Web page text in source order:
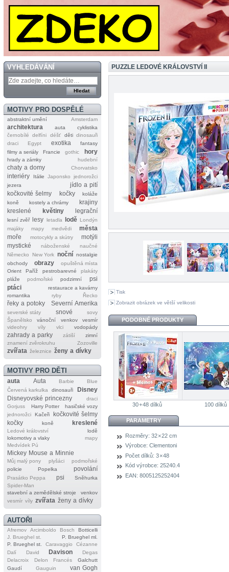
VYHLEDÁVÁNÍ
MOTIVY PRO DOSPĚLÉ
abstraktní umění Amsterdam
architektura auta
cyklistika
černobílé
delfíni déšť děti dinosauři
draci
Egypt exotika
fantasy
filmy a seriály
Francie gothic hory
hrady a zámky hudební
chaty a domy Chorvatsko
interiéry Itálie Japonsko
jednorožci
jezera
jídlo a pití
kočkovité šelmy
kočky
koláže
koně
kostely a chrámy
krajiny
kreslené
květiny legrační
lesní zvěř lesy letadla lodě Londýn
majáky
mapy medvědi
města
moře
motocykly a skútry
motýli
mystické
náboženské
naučné
Německo
New York noční nostalgie
obchody
obrazy
opuštěná místa
Orient
Paříž pestrobarevné
plakáty
pláže
podmořské podzimní
psi
ptáci
restaurace a kavárny
romantika
ryby Řecko
řeky a potoky Severní Amerika
severské státy snové
sovy
Španělsko
vánoční venkov
vesmír
videohry
víly vlci vodopády
zahrady a parky zátiší
zimní
znamení zvěrokruhu
Zozoville
zvířata železnice ženy a dívky
MOTIVY PRO DĚTI
auta Auta Barbie
Blue
Červená karkulka
dinosauři
Disney
Disneyovské princezny
draci
Gorjuss
Harry Potter
hasičské vozy
jednorožci
Kačeři
kočkovité šelmy
kočky
koně kreslené
Ledové království
lodě
lokomotivy a vlaky
mapy
Medvídek Pú
Mickey Mouse a Minnie
Můj malý pony plyšáci
podmořské
policie
Popelka povolání
Prasátko Peppa psi
Sněhurka
Spider‐Man
stavební a zemědělské stroje
venkov
vesmír víly zvířata ženy a dívky
AUTOŘI
Afremov Arcimboldo Bosch
Botticelli
J. Brueghel st.
P. Brueghel ml.
P. Brueghel st.
Caravaggio
Cézanne
Dalí
David Davison
Degas
Delacroix
Delon Francés
Galchutt
Gaudí
Gauguin
van Gogh
PUZZLE LEDOVÉ KRÁLOVSTVÍ II
Tisk
Zobrazit obrázek ve větší velikosti
PODOBNÉ PRODUKTY
30 + 48 dílků 100 dílků
PARAMETRY
Rozměry: 32 × 22 cm
Výrobce: Clementoni
Počet dílků: 3 × 48
Kód výrobce: 25240.4
EAN: 8005125252404